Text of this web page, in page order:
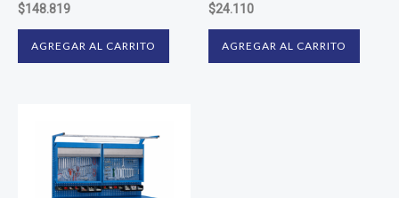
$148.819
AGREGAR AL CARRITO
$24.110
AGREGAR AL CARRITO